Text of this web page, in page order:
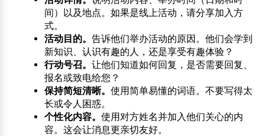
间）以及地点。如果是线上活动，请分享加入方
式。
活动目的。 告诉他们举办活动的原因。他们会学到
新知识、认识有趣的人，还是享受有趣体验？
行动号召。 让他们知道如何回复，是否需要回复、
报名或致电给您？
保持简短清晰。 使用简单易懂的词语。不要写得太
长或令人困惑。
个性化内容。 使用对方姓名并加入他们关心的内
容。这会让消息更亲切友好。